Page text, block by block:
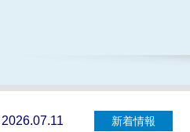
2026.07.11 新着情報